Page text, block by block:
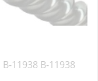
B-11938 B-11938